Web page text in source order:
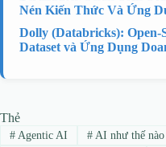
Nén Kiến Thức Và Ứng
Dolly (Databricks):
Dataset và Ứng Dụng
Thẻ
#Agentic AI #AI như thế nào